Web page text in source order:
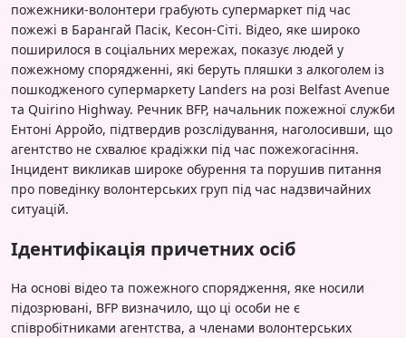
пожежники-волонтери грабують супермаркет під час
пожежі в Барангай Пасік, Кесон-Сіті. Відео, яке широко
поширилося в соціальних мережах, показує людей у
пожежному спорядженні, які беруть пляшки з алкоголем із
пошкодженого супермаркету Landers на розі Belfast Avenue
та Quirino Highway. Речник BFP, начальник пожежної служби
Ентоні Арройо, підтвердив розслідування, наголосивши, що
агентство не схвалює крадіжки під час пожежогасіння.
Інцидент викликав широке обурення та порушив питання
про поведінку волонтерських груп під час надзвичайних
ситуацій.
Ідентифікація причетних осіб
На основі відео та пожежного спорядження, яке носили
підозрювані, BFP визначило, що ці особи не є
співробітниками агентства, а членами волонтерських